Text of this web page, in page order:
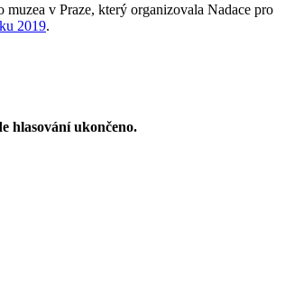
v Praze, který organizovala Nadace pro
2019.
hlasování ukončeno.